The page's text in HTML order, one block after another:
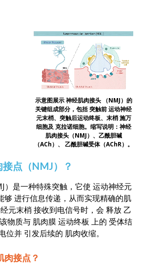
示意图展示神经肌肉接头（NMJ） 的
关键组成部分 ，包括突触前运动神经
元末梢、突触后运动终板、末梢施万
细胞及克拉诺细胞。缩写说明：神经
肌肉接头（NMJ）、乙酰胆碱
（ACh）、 乙酰胆碱受体（AChR）。
点（NMJ）？
）是一种特殊突触，它使 运动神经元
够 进行信息传递 ，从而实现精确的肌
元末梢 接收到电信号时，会 释放 乙
该物质与 肌肉膜运动终板 上的 受体结
位并 引发后续的 肌肉收缩。
肉接点？